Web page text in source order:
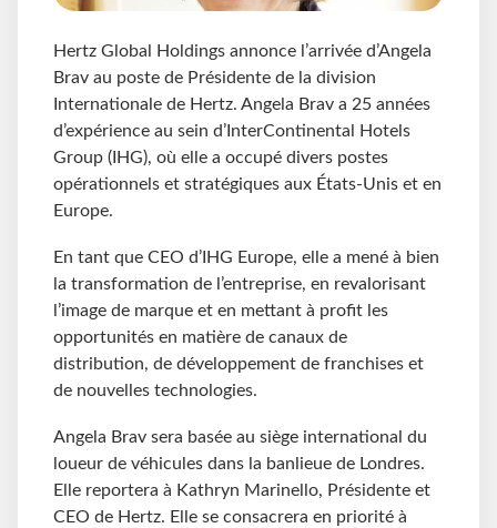
Hertz Global Holdings annonce l’arrivée d’Angela
Brav au poste de Présidente de la division
Internationale de Hertz. Angela Brav a 25 années
d’expérience au sein d’InterContinental Hotels
Group (IHG), où elle a occupé divers postes
opérationnels et stratégiques aux États-Unis et en
Europe.
En tant que CEO d’IHG Europe, elle a mené à bien
la transformation de l’entreprise, en revalorisant
l’image de marque et en mettant à profit les
opportunités en matière de canaux de
distribution, de développement de franchises et
de nouvelles technologies.
Angela Brav sera basée au siège international du
loueur de véhicules dans la banlieue de Londres.
Elle reportera à Kathryn Marinello, Présidente et
CEO de Hertz. Elle se consacrera en priorité à